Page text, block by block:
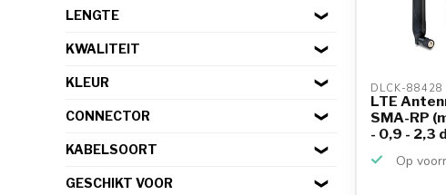
LENGTE
KWALITEIT
KLEUR
CONNECTOR
KABELSOORT
GESCHIKT VOOR
DLCK-88428
LTE
SMA-RP
- 0,9 - 2,3
Op